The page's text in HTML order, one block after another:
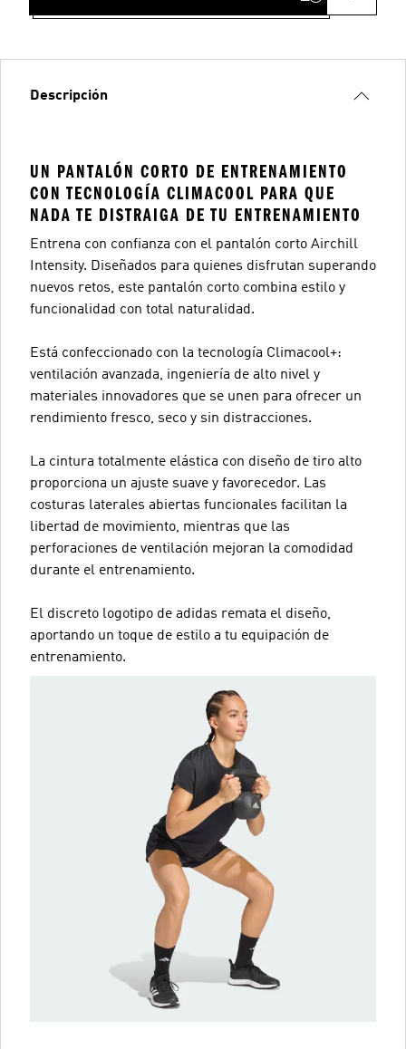
Descripción
UN PANTALÓN CORTO DE ENTRENAMIENTO
CON TECNOLOGÍA CLIMACOOL PARA QUE
NADA TE DISTRAIGA DE TU ENTRENAMIENTO
Entrena con confianza con el pantalón corto Airchill
Intensity. Diseñados para quienes disfrutan superando
nuevos retos, este pantalón corto combina estilo y
funcionalidad con total naturalidad.
Está confeccionado con la tecnología Climacool+:
ventilación avanzada, ingeniería de alto nivel y
materiales innovadores que se unen para ofrecer un
rendimiento fresco, seco y sin distracciones.
La cintura totalmente elástica con diseño de tiro alto
proporciona un ajuste suave y favorecedor. Las
costuras laterales abiertas funcionales facilitan la
libertad de movimiento, mientras que las
perforaciones de ventilación mejoran la comodidad
durante el entrenamiento.
El discreto logotipo de adidas remata el diseño,
aportando un toque de estilo a tu equipación de
entrenamiento.